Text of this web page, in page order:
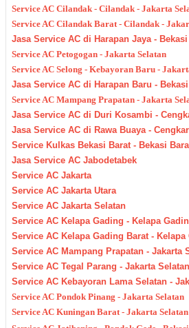
Service AC Cilandak - Cilandak - Jakarta
Service AC Cilandak Barat - Cilandak -
Jasa Service AC di Harapan Jaya - Bekasi
Service AC Petogogan - Jakarta Selatan
Service AC Selong - Kebayoran Baru -
Jasa Service AC di Harapan Baru - Bekasi
Service AC Mampang Prapatan - Jakarta
Jasa Service AC di Duri Kosambi -
Jasa Service AC di Rawa Buaya -
Service Kulkas Bekasi Barat - Bekasi
Jasa Service AC Jabodetabek
Service AC Jakarta
Service AC Jakarta Utara
Service AC Jakarta Selatan
Service AC Kelapa Gading - Kelapa
Service AC Kelapa Gading Barat -
Service AC Mampang Prapatan - Jakarta
Service AC Tegal Parang - Jakarta Selatan
Service AC Kebayoran Lama Selatan -
Service AC Pondok Pinang - Jakarta Selatan
Service AC Kuningan Barat - Jakarta Selatan